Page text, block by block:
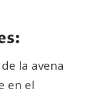
la avena
en el